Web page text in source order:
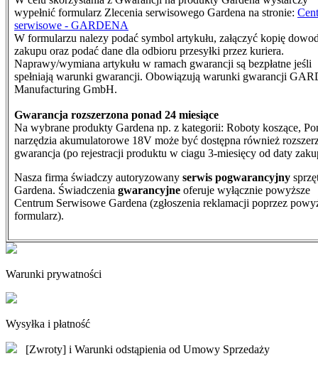
wypełnić formularz Zlecenia serwisowego Gardena na stronie:
serwisowe - GARDENA
W formularzu nalezy podać symbol artykułu, załączyć kopię
zakupu oraz podać dane dla odbioru przesyłki przez kuriera.
Naprawy/wymiana artykułu w ramach gwarancji są bezpłatne jeśli
spełniają warunki gwarancji. Obowiązują warunki gwarancji
Manufacturing GmbH.
Gwarancja rozszerzona ponad 24 miesiące
Na wybrane produkty Gardena np. z kategorii: Roboty koszące,
narzędzia akumulatorowe 18V może być dostępna również
gwarancja (po rejestracji produktu w ciagu 3-miesięcy od daty
Nasza firma świadczy autoryzowany serwis pogwarancyjny
Gardena. Świadczenia gwarancyjne oferuje wyłącznie powyższe
Centrum Serwisowe Gardena (zgłoszenia reklamacji poprzez
formularz).
Warunki prywatności
Wysyłka i płatność
[Zwroty] i Warunki odstąpienia od Umowy Sprzedaży